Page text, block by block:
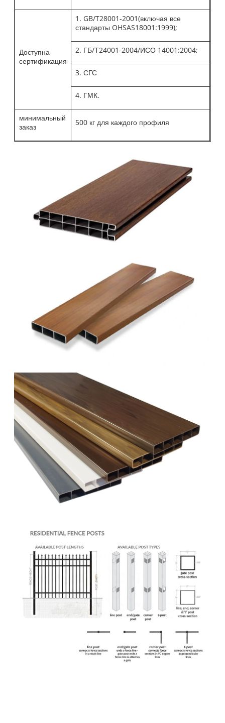
Доступна
сертификация
1. GB/T28001-2001(включая все
стандарты OHSAS18001:1999);
2. ГБ/Т24001-2004/ИСО 14001:2004;
3. СГС
4. ГМК.
минимальный
заказ
500 кг для каждого профиля